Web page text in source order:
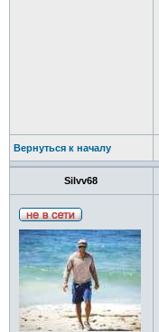
Вернуться к началу
Silvv68